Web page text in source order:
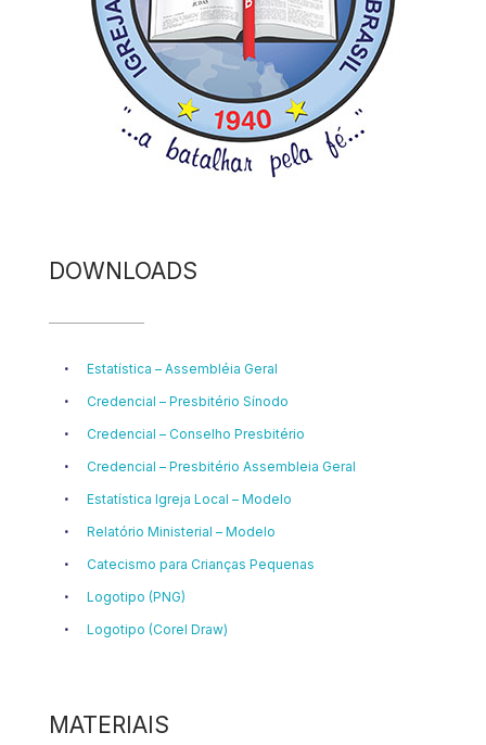
DOWNLOADS
Estatística – Assembléia Geral
Credencial – Presbitério Sínodo
Credencial – Conselho Presbitério
Credencial – Presbitério Assembleia Geral
Estatística Igreja Local – Modelo
Relatório Ministerial – Modelo
Catecismo para Crianças Pequenas
Logotipo (PNG)
Logotipo (Corel Draw)
MATERIAIS